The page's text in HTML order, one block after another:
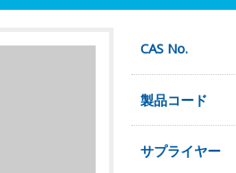
CAS No.
製品コード
サプライヤー